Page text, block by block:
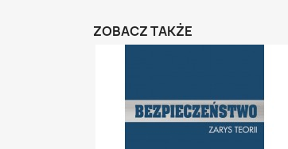
ZOBACZ TAKŻE